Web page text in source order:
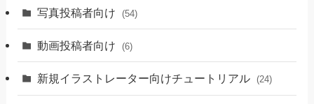
写真投稿者向け (54)
動画投稿者向け (6)
新規イラストレーター向けチュートリアル (24)